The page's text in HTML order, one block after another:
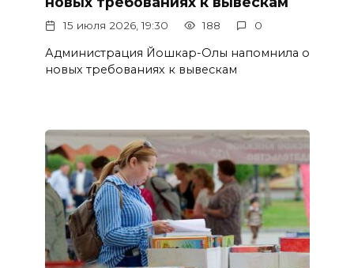
15 июля 2026, 19:30 188 0
Администрация Йошкар-Олы напомнила о
новых требованиях к вывескам